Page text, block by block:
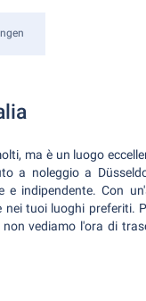
ma è un luogo
a noleggio a
e indipendente. Con
tuoi luoghi preferiti.
vediamo l'ora di